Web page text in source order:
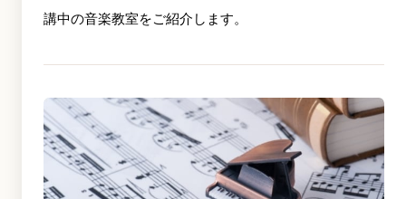
講中の音楽教室をご紹介します。